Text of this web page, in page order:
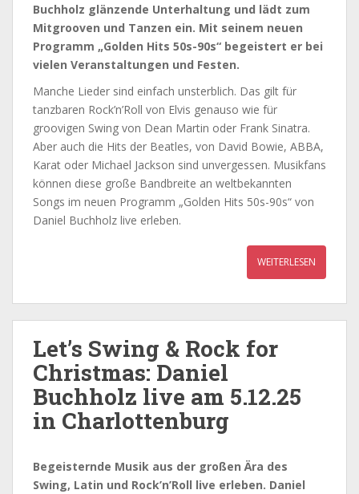
Buchholz glänzende Unterhaltung und lädt zum
Mitgrooven und Tanzen ein. Mit seinem neuen
Programm „Golden Hits 50s-90s“ begeistert er bei
vielen Veranstaltungen und Festen.
Manche Lieder sind einfach unsterblich. Das gilt für
tanzbaren Rock’n’Roll von Elvis genauso wie für
groovigen Swing von Dean Martin oder Frank Sinatra.
Aber auch die Hits der Beatles, von David Bowie, ABBA,
Karat oder Michael Jackson sind unvergessen. Musikfans
können diese große Bandbreite an weltbekannten
Songs im neuen Programm „Golden Hits 50s-90s“ von
Daniel Buchholz live erleben.
WEITERLESEN
Let’s Swing & Rock for
Christmas: Daniel
Buchholz live am 5.12.25
in Charlottenburg
Begeisternde Musik aus der großen Ära des
Swing, Latin und Rock’n’Roll live erleben. Daniel